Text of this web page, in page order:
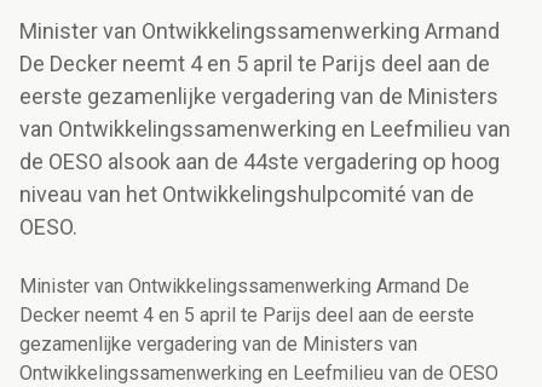
Minister van Ontwikkelingssamenwerking Armand
De Decker neemt 4 en 5 april te Parijs deel aan de
eerste gezamenlijke vergadering van de Ministers
van Ontwikkelingssamenwerking en Leefmilieu van
de OESO alsook aan de 44ste vergadering op hoog
niveau van het Ontwikkelingshulpcomité van de
OESO.
Minister van Ontwikkelingssamenwerking Armand De
Decker neemt 4 en 5 april te Parijs deel aan de eerste
gezamenlijke vergadering van de Ministers van
Ontwikkelingssamenwerking en Leefmilieu van de OESO